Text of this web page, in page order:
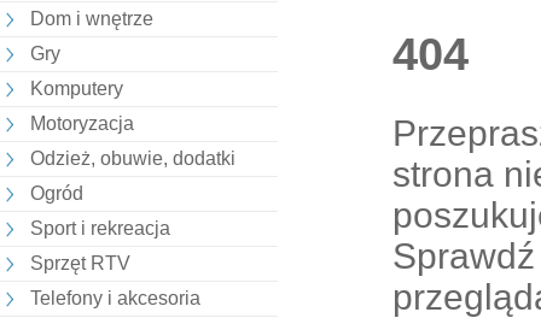
Dom i wnętrze
Gry
Komputery
Motoryzacja
Odzież, obuwie, dodatki
Ogród
Sport i rekreacja
Sprzęt RTV
Telefony i akcesoria
404
strona